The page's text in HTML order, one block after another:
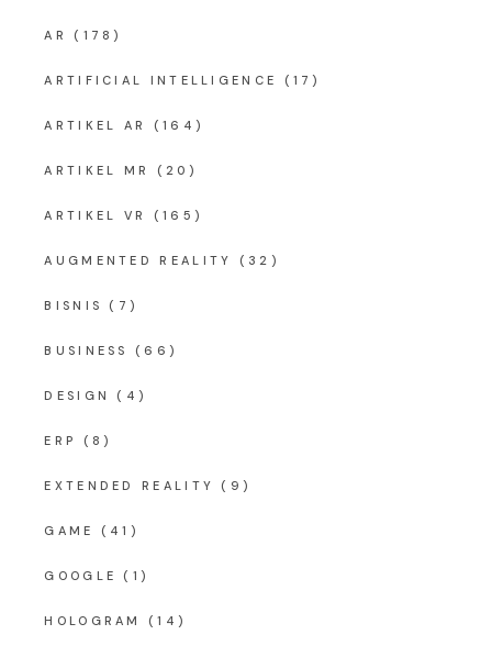
AR (178)
ARTIFICIAL INTELLIGENCE (17)
ARTIKEL AR (164)
ARTIKEL MR (20)
ARTIKEL VR (165)
AUGMENTED REALITY (32)
BISNIS (7)
BUSINESS (66)
DESIGN (4)
ERP (8)
EXTENDED REALITY (9)
GAME (41)
GOOGLE (1)
HOLOGRAM (14)